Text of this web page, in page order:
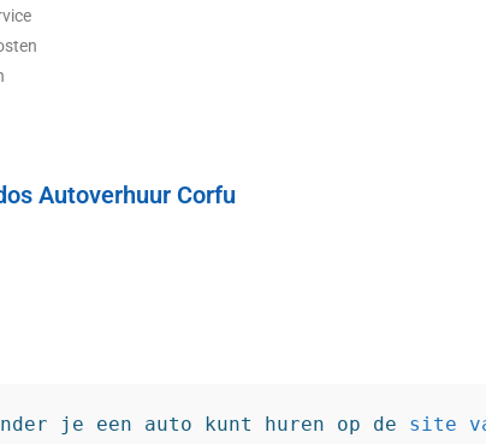
Autoverhuur Corfu
je een auto kunt huren op de site